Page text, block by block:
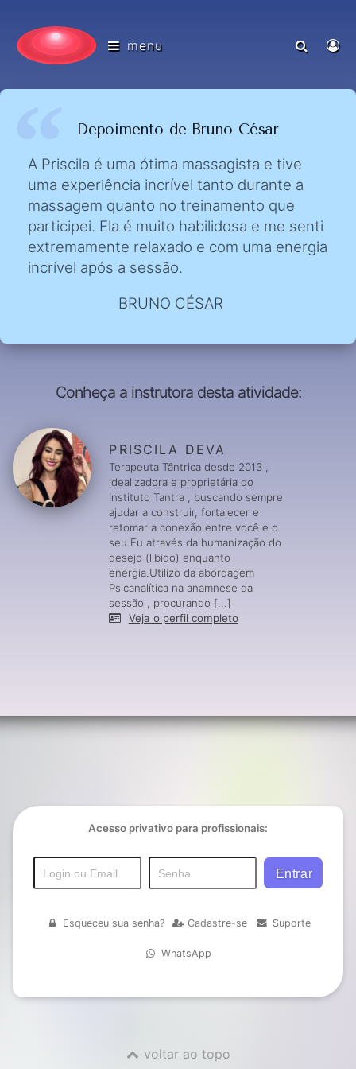
menu
Depoimento de Bruno César
A Priscila é uma ótima massagista e tive
uma experiência incrível tanto durante a
massagem quanto no treinamento que
participei. Ela é muito habilidosa e me senti
extremamente relaxado e com uma energia
incrível após a sessão.
BRUNO CÉSAR
Conheça a instrutora desta atividade:
PRISCILA DEVA
Terapeuta Tântrica desde 2013 ,
idealizadora e proprietária do
Instituto Tantra , buscando sempre
ajudar a construir, fortalecer e
retomar a conexão entre você e o
seu Eu através da humanização do
desejo (libido) enquanto
energia.Utilizo da abordagem
Psicanalítica na anamnese da
sessão , procurando [...]
Veja o perfil completo
Acesso privativo para profissionais:
Esqueceu sua senha? Cadastre-se Suporte
WhatsApp
voltar ao topo